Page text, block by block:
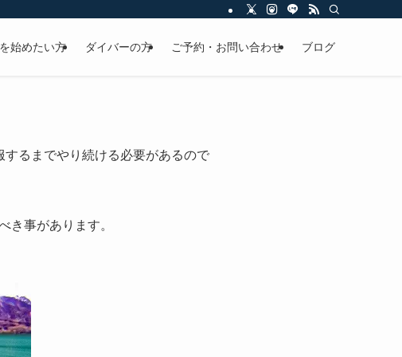
始めたい方 ダイバーの方 ご予約・お問い合わせ ブログ
るまでやり続ける必要があるので
き事があります。